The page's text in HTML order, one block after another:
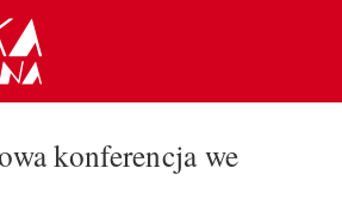
konferencja we